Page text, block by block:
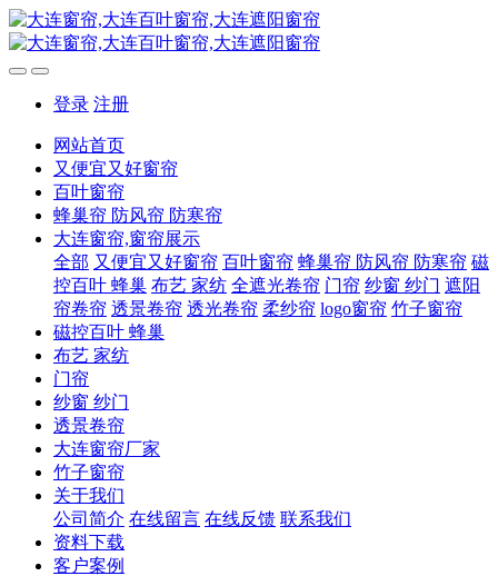
登录 注册
网站首页
又便宜又好窗帘
百叶窗帘
蜂巢帘 防风帘 防寒帘
大连窗帘,窗帘展示
全部 又便宜又好窗帘 百叶窗帘 蜂巢帘 防风帘 防寒帘 磁
控百叶 蜂巢 布艺 家纺 全遮光卷帘 门帘 纱窗 纱门 遮阳
帘卷帘 透景卷帘 透光卷帘 柔纱帘 logo窗帘 竹子窗帘
磁控百叶 蜂巢
布艺 家纺
门帘
纱窗 纱门
透景卷帘
大连窗帘厂家
竹子窗帘
关于我们
公司简介 在线留言 在线反馈 联系我们
资料下载
客户案例